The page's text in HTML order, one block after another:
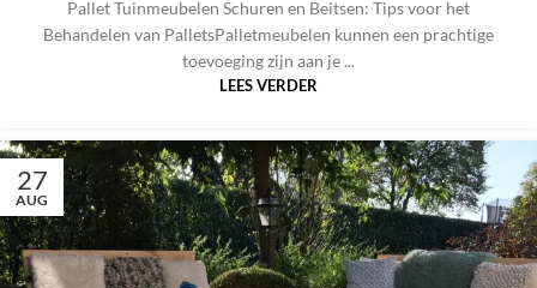
Pallet Tuinmeubelen Schuren en Beitsen: Tips voor het
Behandelen van PalletsPalletmeubelen kunnen een prachtige
toevoeging zijn aan je ...
LEES VERDER
27
AUG